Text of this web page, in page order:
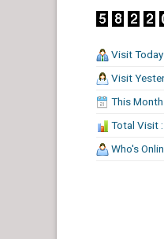
Visit
Visit
This
Total Visit
Who's